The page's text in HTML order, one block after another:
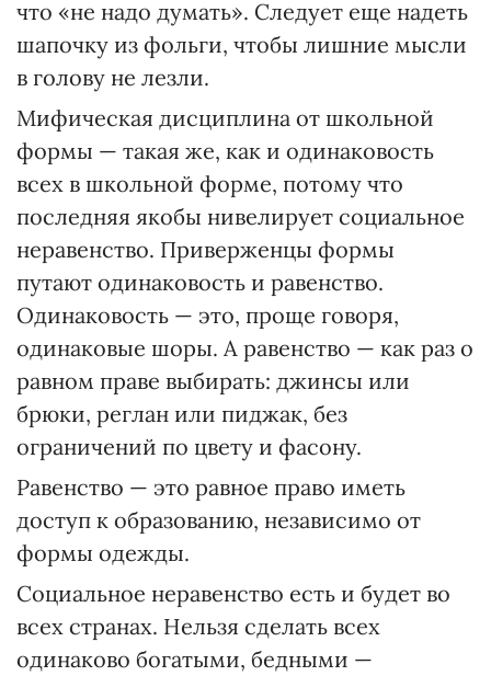
что «не надо думать». Следует еще надеть
шапочку из фольги, чтобы лишние мысли
в голову не лезли.
Мифическая дисциплина от школьной
формы — такая же, как и одинаковость
всех в школьной форме, потому что
последняя якобы нивелирует социальное
неравенство. Приверженцы формы
путают одинаковость и равенство.
Одинаковость — это, проще говоря,
одинаковые шоры. А равенство — как раз о
равном праве выбирать: джинсы или
брюки, реглан или пиджак, без
ограничений по цвету и фасону.
Равенство — это равное право иметь
доступ к образованию, независимо от
формы одежды.
Социальное неравенство есть и будет во
всех странах. Нельзя сделать всех
одинаково богатыми, бедными —